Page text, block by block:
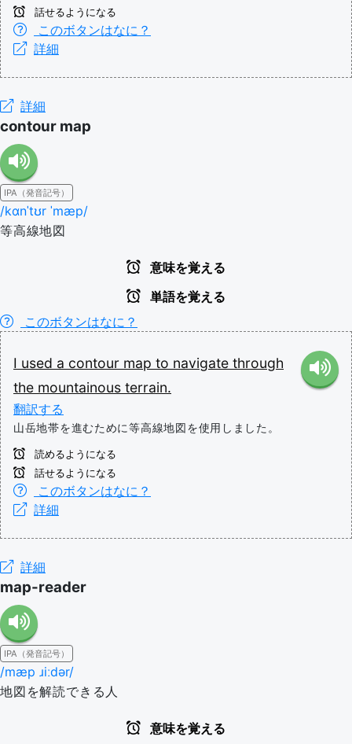
話せるようになる
このボタンはなに？
詳細
詳細
contour map
IPA（発音記号）
/kɑnˈtʊr ˈmæp/
等高線地図
意味を覚える
単語を覚える
このボタンはなに？
I used a contour map to navigate through
the mountainous terrain.
翻訳する
山岳地帯を進むために等高線地図を使用しました。
読めるようになる
話せるようになる
このボタンはなに？
詳細
詳細
map-reader
IPA（発音記号）
/mæp ɹiːdər/
地図を解読できる人
意味を覚える